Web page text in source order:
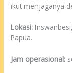
ikut menjaganya
Lokasi:
Papua.
Jam operasional: